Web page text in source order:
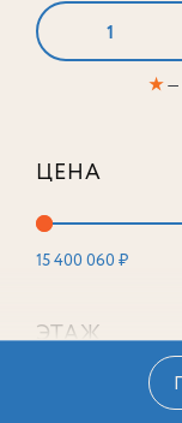
1
★—
ЦЕНА
15 400 060 ₽
ЭТАЖ